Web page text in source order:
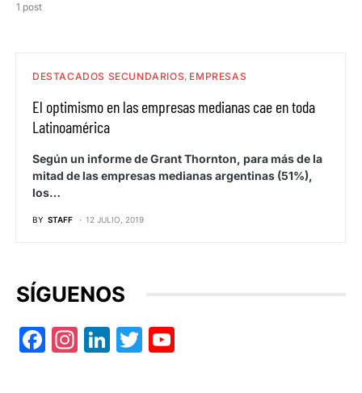
1 post
DESTACADOS SECUNDARIOS EMPRESAS
El optimismo en las empresas medianas cae en toda
Latinoamérica
Según un informe de Grant Thornton, para más de la
mitad de las empresas medianas argentinas (51%),
los…
BY STAFF 12 JULIO, 2019
SÍGUENOS
Facebook
Instagram
LinkedIn
Twitter